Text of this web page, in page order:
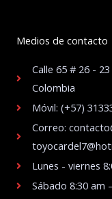
Medios de contacto
Calle 65 # 26 -
Colombia
Móvil: (+57)
Correo:
Lunes - viernes
Sábado 8:30 am